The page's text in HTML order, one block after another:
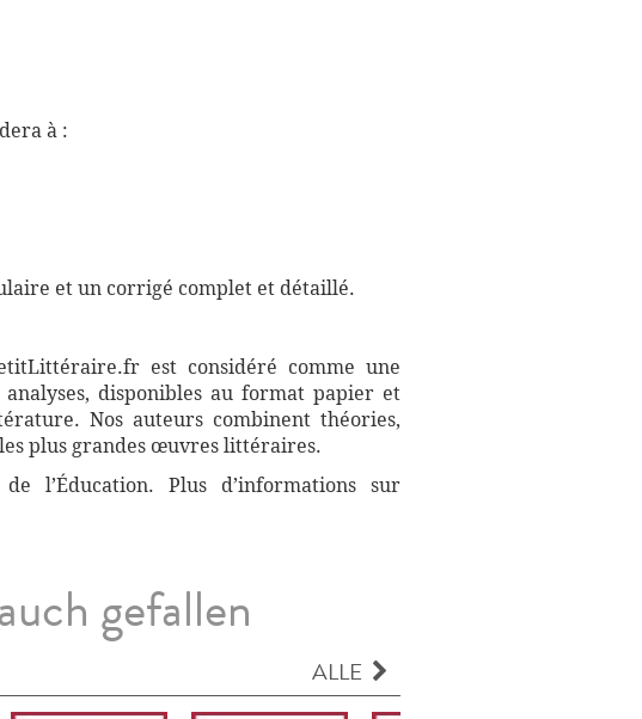
à :
et un corrigé complet et détaillé.
est considéré comme une
disponibles au format papier et
Nos auteurs combinent théories,
plus grandes œuvres littéraires.
l’Éducation. Plus d’informations sur
gefallen
ALLE